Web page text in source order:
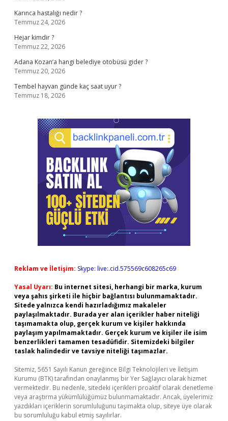
Karınca hastalığı nedir ?
Temmuz 24, 2026
Hejar kimdir ?
Temmuz 22, 2026
Adana Kozan’a hangi belediye otobüsü gider ?
Temmuz 20, 2026
Tembel hayvan günde kaç saat uyur ?
Temmuz 18, 2026
Reklam ve İletişim: Skype: live:.cid.575569c608265c69
Yasal Uyarı: Bu internet sitesi, herhangi bir marka, kurum
veya şahıs şirketi ile hiçbir bağlantısı bulunmamaktadır.
Sitede yalnızca kendi hazırladığımız makaleler
paylaşılmaktadır. Burada yer alan içerikler haber niteliği
taşımamakta olup, gerçek kurum ve kişiler hakkında
paylaşım yapılmamaktadır. Gerçek kurum ve kişiler ile isim
benzerlikleri tamamen tesadüfidir. Sitemizdeki bilgiler
taslak halindedir ve tavsiye niteliği taşımazlar.
Sitemiz, 5651 Sayılı Kanun gereğince Bilgi Teknolojileri ve İletişim
Kurumu (BTK) tarafından onaylanmış bir Yer Sağlayıcı olarak hizmet
vermektedir. Bu nedenle, sitedeki içerikleri proaktif olarak denetleme
veya araştırma yükümlülüğümüz bulunmamaktadır. Ancak, üyelerimiz
yazdıkları içeriklerin sorumluluğunu taşımakta olup, siteye üye olarak
bu sorumluluğu kabul etmiş sayılırlar.